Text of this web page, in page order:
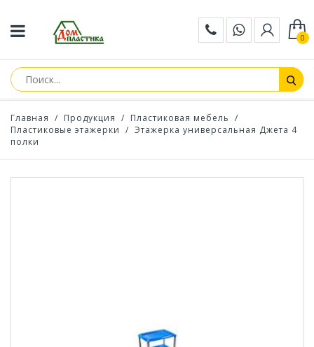
0
Главная / Продукция / Пластиковая мебель /
Пластиковые этажерки / Этажерка универсальная Джета 4
полки